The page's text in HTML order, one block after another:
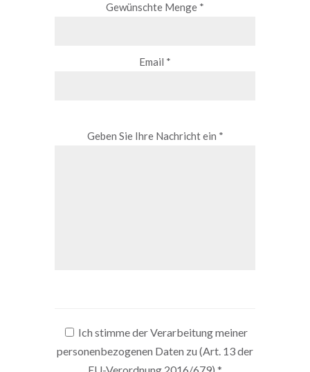
Gewünschte Menge *
Email *
Geben Sie Ihre Nachricht ein *
Ich stimme der Verarbeitung meiner
personenbezogenen Daten zu (Art. 13 der